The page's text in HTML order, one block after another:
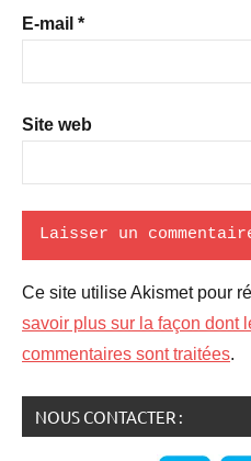
E-mail *
Site web
Ce site utilise Akismet pour
savoir plus sur la façon dont
commentaires sont traitées.
NOUS CONTACTER :